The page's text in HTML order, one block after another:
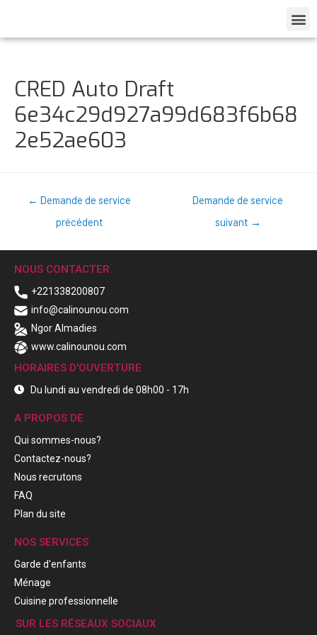
CRED Auto Draft
6e34c29d927a99d683f6b68
2e52ae603
← Demande de service
précédent
Demande de service
suivant →
NOUS CONTACTER
+221338200807
info@calinounou.com
Ngor Almadies
www.calinounou.com
HORAIRES D'OUVERTURE
Du lundi au vendredi de 08h00 - 17h
A PROPOS DE
Qui sommes-nous?
Contactez-nous?
Nous recrutons
FAQ
Plan du site
NOS SERVICES
Garde d'enfants
Ménage
Cuisine professionnelle
SUR LES RÉSEAUX SOCIAUX